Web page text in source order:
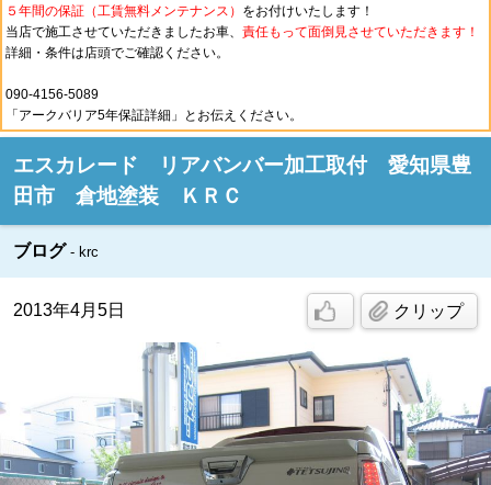
５年間の保証（工賃無料メンテナンス） をお付けいたします！
当店で施工させていただきましたお車、 責任もって面倒見させていただきます！
詳細・条件は店頭でご確認ください。
090-4156-5089
「アークバリア5年保証詳細」とお伝えください。
エスカレード リアバンバー加工取付 愛知県豊
田市 倉地塗装 ＫＲＣ
ブログ krc
2013年4月5日 クリップ